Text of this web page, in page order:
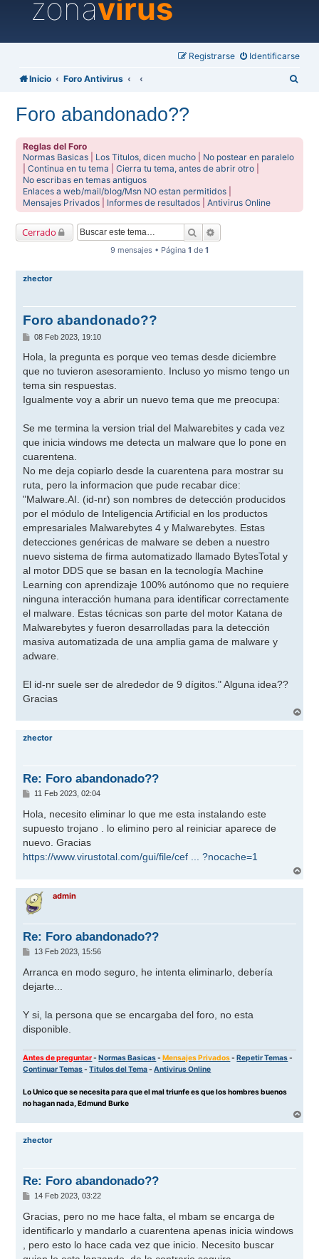
zonavirus
Identificarse
Registrarse
Inicio Foro Antivirus
Foro abandonado??
Reglas del Foro
Normas Basicas
Los Titulos, dicen mucho
No postear en paralelo
|Continua en tu tema |Cierra tu tema, antes de abrir otro
No escribas en temas antiguos
Enlaces a web/mail/blog/Msn NO estan permitidos
Mensajes Privados
Informes de resultados |Antivirus Online
Cerrado Buscar
9 mensajes • Página 1 de 1
zhector
Foro abandonado??
M
n
a
j
e
08 Feb 2023, 19:10
Hola, la pregunta es porque veo temas desde diciembre
que no tuvieron asesoramiento. Incluso yo mismo tengo un
tema sin respuestas.
Igualmente voy a abrir un nuevo tema que me preocupa:
Se me termina la version trial del Malwarebites y cada vez
que inicia windows me detecta un malware que lo pone en
cuarentena.
No me deja copiarlo desde la cuarentena para mostrar su
ruta, pero la informacion que pude recabar dice:
"Malware.AI. (id-nr) son nombres de detección producidos
por el módulo de Inteligencia Artificial en los productos
empresariales Malwarebytes 4 y Malwarebytes. Estas
detecciones genéricas de malware se deben a nuestro
nuevo sistema de firma automatizado llamado BytesTotal y
al motor DDS que se basan en la tecnología Machine
Learning con aprendizaje 100% autónomo que no requiere
ninguna interacción humana para identificar correctamente
el malware. Estas técnicas son parte del motor Katana de
Malwarebytes y fueron desarrolladas para la detección
masiva automatizada de una amplia gama de malware y
adware.
El id-nr suele ser de alrededor de 9 dígitos." Alguna idea??
Gracias
r
zhector
Re: Foro abandonado??
M
n
s
a
e
11 Feb 2023, 02:04
Hola, necesito eliminar lo que me esta instalando este
supuesto trojano . lo elimino pero al reiniciar aparece de
nuevo. Gracias
https://www.virustotal.com/gui/file/cef ... ?nocache=1
r
admin
Re: Foro abandonado??
M
n
a
13 Feb 2023, 15:56
Arranca en modo seguro, he intenta eliminarlo, debería
dejarte...
Y si, la persona que se encargaba del foro, no esta
disponible.
Antes de preguntar-Normas Basicas-Mensajes Privados-Repetir Temas-
Continuar Temas-Titulos del Tema-Antivirus Online
Lo Unico que se necesita para que el mal triunfe es que los hombres buenos
no hagan nada, Edmund Burke
r
zhector
Re: Foro abandonado??
M
n
s
a
e
14 Feb 2023, 03:22
Gracias, pero no me hace falta, el mbam se encarga de
identificarlo y mandarlo a cuarentena apenas inicia windows
, pero esto lo hace cada vez que inicio. Necesito buscar